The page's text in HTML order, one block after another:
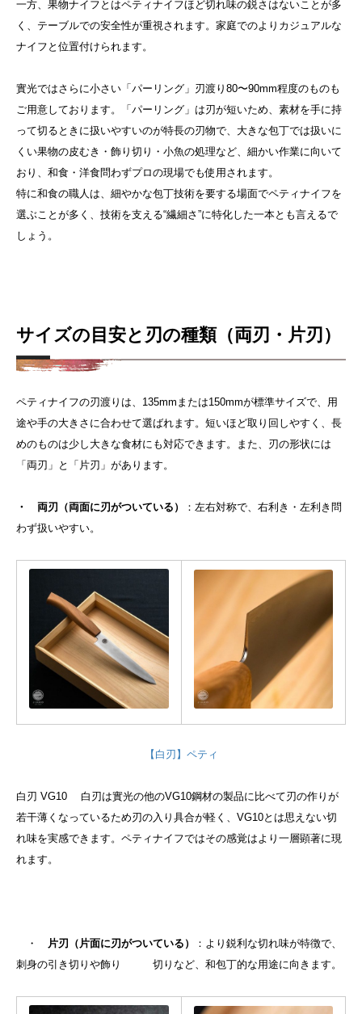
一方、果物ナイフとはペティナイフほど切れ味の鋭さはないことが多
く、テーブルでの安全性が重視されます。家庭でのよりカジュアルな
ナイフと位置付けられます。
實光ではさらに小さい「パーリング」刃渡り80〜90mm程度のものも
ご用意しております。
「パーリング」は刃が短いため、素材を手に持
って切るときに扱いやすいのが特長の刃物で、大きな包丁では扱いに
くい果物の皮むき・飾り切り・小魚の処理など、細かい作業に向いて
おり、和食・洋食問わずプロの現場でも使用されます。
特に和食の職人は、細やかな包丁技術を要する場面でペティナイフを
選ぶことが多く、技術を支える“繊細さ”に特化した一本とも言えるで
しょう。
サイズの目安と刃の種類（両刃・片刃）
ペティナイフの刃渡りは、135mmまたは150mmが標準サイズで、用
途や手の大きさに合わせて選ばれます。短いほど取り回しやすく、長
めのものは少し大きな食材にも対応できます。また、刃の形状には
「両刃」と「片刃」があります。
・ 両刃（両面に刃がついている）
：左右対称で、右利き・左利き問
わず扱いやすい。
【白刃】ペティ
白刃 VG10 白刃は實光の他のVG10鋼材の製品に比べて刃の作りが
若干薄くなっているため刃の入り具合が軽く、VG10とは思えない切
れ味を実感できます。ペティナイフではその感覚はより一層顕著に現
れます。
・ 片刃（片面に刃がついている）
：より鋭利な切れ味が特徴で、
刺身の引き切りや飾り 切りなど、和包丁的な用途に向きます。